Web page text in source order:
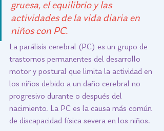
gruesa, el equilibrio y las
actividades de la vida diaria en
niños con PC.
La parálisis cerebral (PC) es un grupo de
trastornos permanentes del desarrollo
motor y postural que limita la actividad en
los niños debido a un daño cerebral no
progresivo durante o después del
nacimiento. La PC es la causa más común
de discapacidad física severa en los niños.